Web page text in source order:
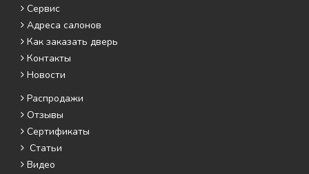
Сервис
Адреса салонов
Как заказать дверь
Контакты
Новости
Распродажи
Отзывы
Сертификаты
Статьи
Видео